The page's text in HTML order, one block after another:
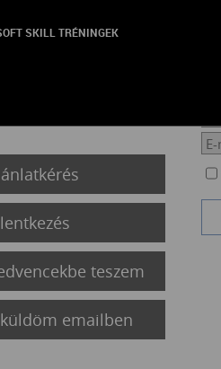
SKILL TRÉNINGEK
teszem
emailben